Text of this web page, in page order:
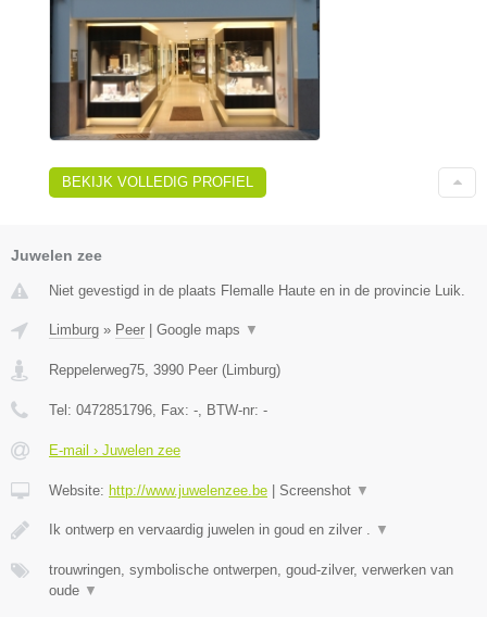
BEKIJK VOLLEDIG PROFIEL
Juwelen zee
Niet gevestigd in de plaats Flemalle Haute en in de provincie Luik.
Limburg » Peer Google maps ▼
Reppelerweg75 3990 Peer ( Limburg)
Tel: 0472851796 , Fax: - , BTW-nr: -
E-mail › Juwelen zee
Website: http://www.juwelenzee.be Screenshot ▼
Ik ontwerp en vervaardig juwelen in goud en zilver . ▼
trouwringen, symbolische ontwerpen, goud-zilver, verwerken van
oude ▼